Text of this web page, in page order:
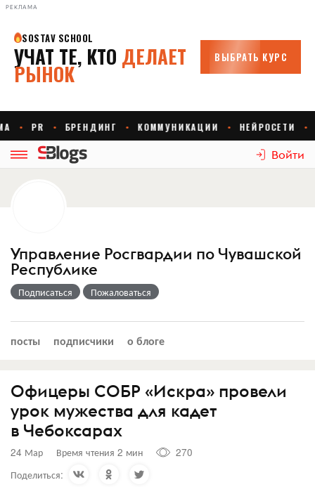
РЕКЛАМА
Войти
Управление Росгвардии по Чувашской
Республике
Подписаться Пожаловаться
посты подписчики о блоге
Офицеры СОБР «Искра» провели
урок мужества для кадет
в Чебоксарах
24 Мар Время чтения 2 мин
270
Поделиться: